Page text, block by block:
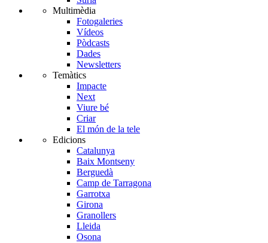
Multimèdia
Fotogaleries
Vídeos
Pòdcasts
Dades
Newsletters
Temàtics
Impacte
Next
Viure bé
Criar
El món de la tele
Edicions
Catalunya
Baix Montseny
Berguedà
Camp de Tarragona
Garrotxa
Girona
Granollers
Lleida
Osona